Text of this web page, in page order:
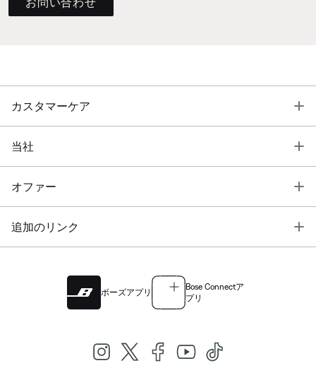
カスタマーケア
当社
オファー
追加のリンク
ボーズアプリ
Bose Connectア
プリ